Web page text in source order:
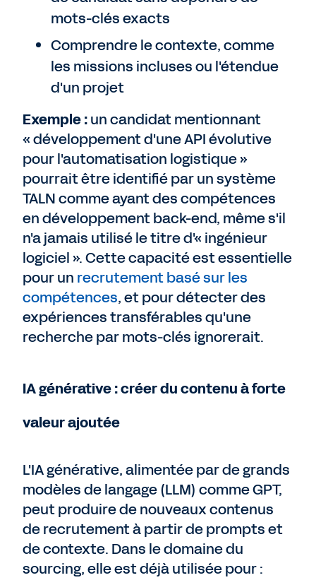
mots-clés exacts
Comprendre le contexte, comme
les missions incluses ou l'étendue
d'un projet
Exemple :un candidat mentionnant
« développement d'une API évolutive
pour l'automatisation logistique »
pourrait être identifié par un système
TALN comme ayant des compétences
en développement back-end, même s'il
n'a jamais utilisé le titre d'« ingénieur
logiciel ». Cette capacité est essentielle
pour un recrutement basé sur les
compétences, et pour détecter des
expériences transférables qu'une
recherche par mots-clés ignorerait.
IA générative : créer du contenu à forte
valeur ajoutée
L'IA générative, alimentée par de grands
modèles de langage (LLM) comme GPT,
peut produire de nouveaux contenus
de recrutement à partir de prompts et
de contexte. Dans le domaine du
sourcing, elle est déjà utilisée pour :